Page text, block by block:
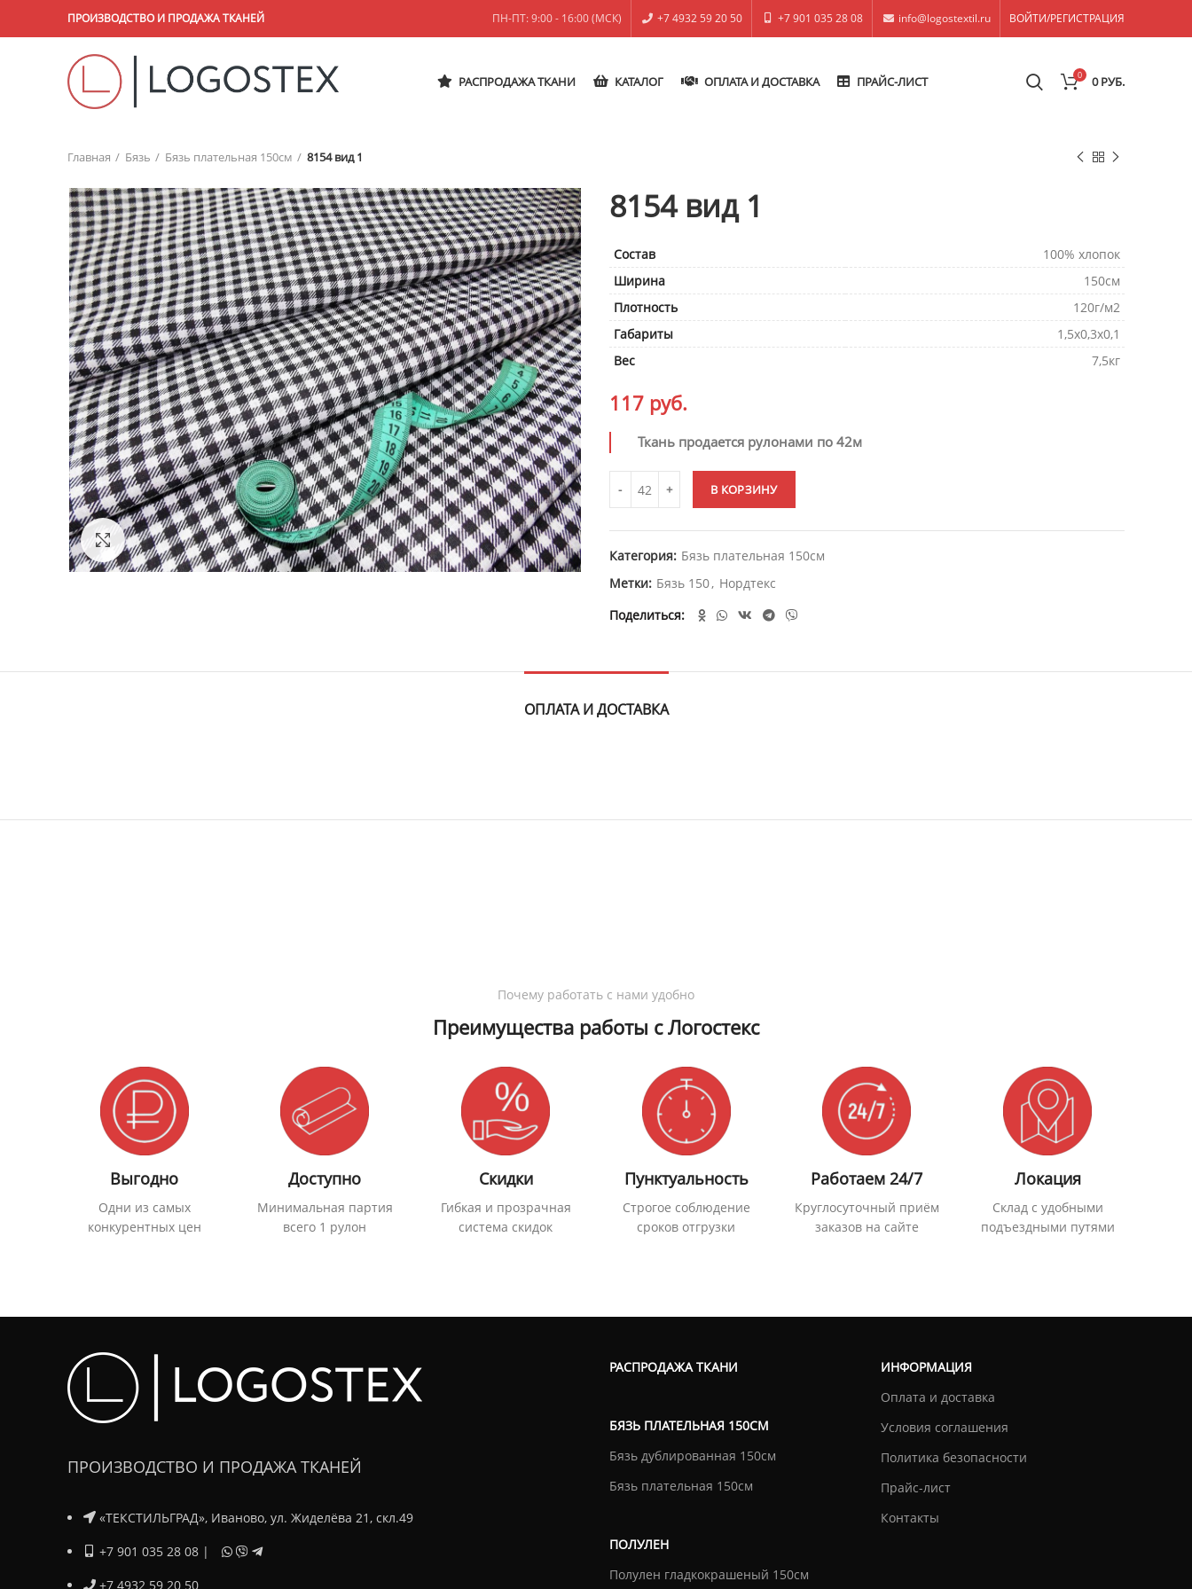
ПРОИЗВОДСТВО И ПРОДАЖА ТКАНЕЙ ПН-ПТ: 9:00 - 16:00 (МСК) +7 4932 59 20 50 +7 901 035 28 08 info@logostextil.ru ВОЙТИ/РЕГИСТРАЦИЯ
РАСПРОДАЖА ТКАНИ КАТАЛОГ ОПЛАТА И ДОСТАВКА ПРАЙС-ЛИСТ 0 0РУБ.
Главная Бязь Бязь плательная 150см 8154 вид 1
Нажмите, чтобы увеличить
8154 вид 1
Состав
100% хлопок
Ширина
150см
Плотность
120г/м2
Габариты
1,5х0,3х0,1
Вес
7,5кг
117 руб.
Ткань продается рулонами по 42м
В КОРЗИНУ
Категория: Бязь плательная 150см
Метки: Бязь 150, Нордтекс
Поделиться
ОПЛАТА И ДОСТАВКА
Почему работать с нами удобно
Преимущества работы с Логостекс
Выгодно
Одни из самых
конкурентных цен
Доступно
Минимальная партия
всего 1 рулон
Скидки
Гибкая и прозрачная
система скидок
Пунктуальность
Строгое соблюдение
сроков отгрузки
Работаем 24/7
Круглосуточный приём
заказов на сайте
Локация
Склад с удобными
подъездными путями
ПРОИЗВОДСТВО И ПРОДАЖА ТКАНЕЙ
«ТЕКСТИЛЬГРАД», Иваново, ул. Жиделёва 21, скл.49
+7 901 035 28 08 |
+7 4932 59 20 50
РАСПРОДАЖА ТКАНИ
БЯЗЬ ПЛАТЕЛЬНАЯ 150СМ
Бязь дублированная 150см
Бязь плательная 150см
ПОЛУЛЕН
Полулен гладкокрашеный 150см
ИНФОРМАЦИЯ
Оплата и доставка
Условия соглашения
Политика безопасности
Прайс-лист
Контакты